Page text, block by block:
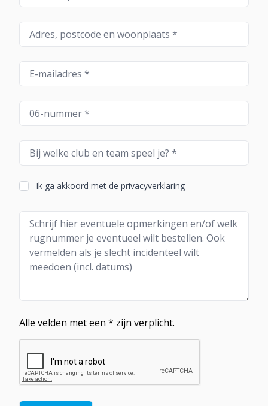
Ik ga akkoord met de privacyverklaring
Alle velden met een * zijn verplicht.